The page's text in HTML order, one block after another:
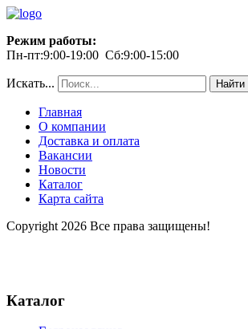
Режим работы:
Пн-пт:9:00-19:00 Сб:9:00-15:00
Искать... Найти
Главная
О компании
Доставка и оплата
Вакансии
Новости
Каталог
Карта сайта
Copyright 2026 Все права защищены!
Каталог